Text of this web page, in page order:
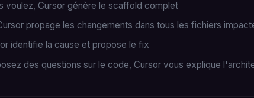
voulez, Cursor génère le scaffold complet
propage les changements dans tous les fichiers
identifie la cause et propose le fix
des questions sur le code, Cursor vous explique